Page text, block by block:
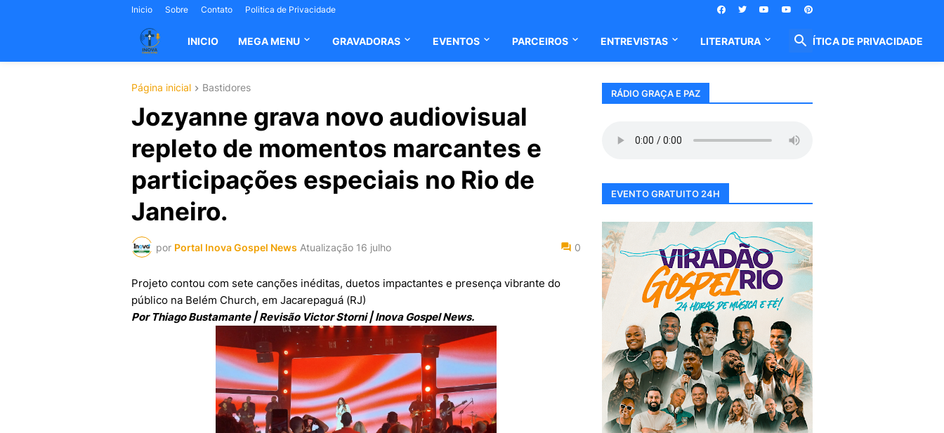
Inicio Sobre Contato Politica de Privacidade
INICIO MEGA MENU GRAVADORAS EVENTOS PARCEIROS ENTREVISTAS LITERATURA POLÍTICA DE PRIVACIDADE
Página inicial Bastidores
Jozyanne grava novo audiovisual
repleto de momentos marcantes e
participações especiais no Rio de
Janeiro.
por Portal Inova Gospel News Atualização 16 julho 0
Projeto contou com sete canções inéditas, duetos impactantes e presença vibrante do
público na Belém Church, em Jacarepaguá (RJ)
Por Thiago Bustamante | Revisão Victor Storni | Inova Gospel News.
RÁDIO GRAÇA E PAZ
EVENTO GRATUITO 24H